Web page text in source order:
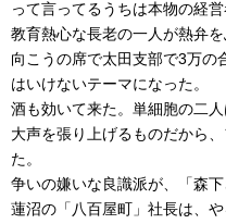
って言ってるうちは本物の経
教育熱心な長老の一人が熱弁を
向こうの席で太田支部で3万の
はいけないテーマになった。
酒も効いて来た。単細胞の二
大声を張り上げるものだから
た。
争いの嫌いな良識派が、「森下
蓮沼の「八百屋町」社長は、や